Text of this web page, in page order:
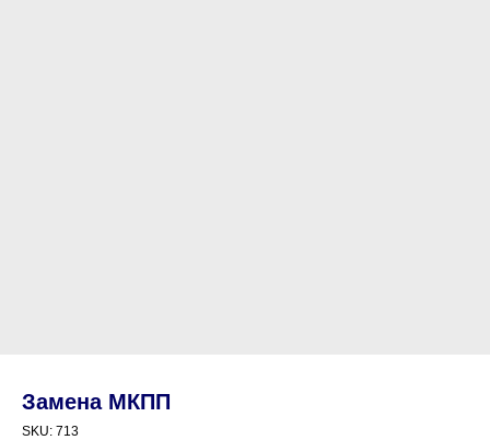
Замена МКПП
SKU: 713